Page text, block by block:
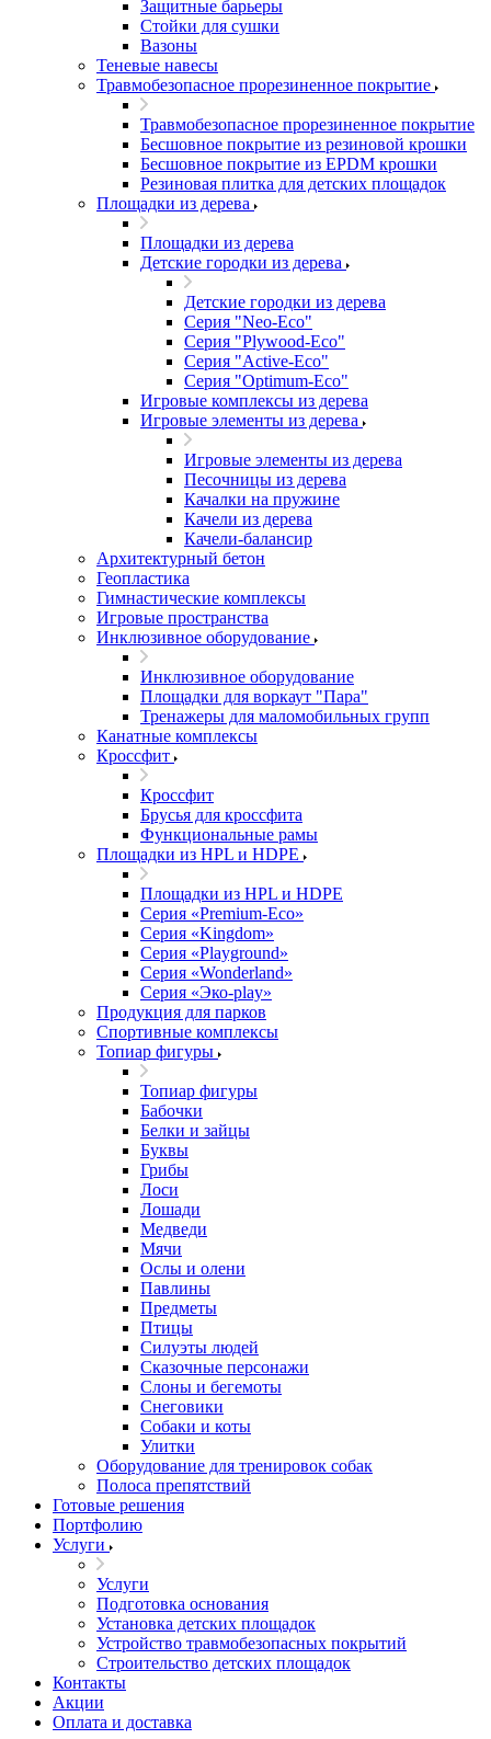
Защитные барьеры
Стойки для сушки
Вазоны
Теневые навесы
Травмобезопасное прорезиненное покрытие
Травмобезопасное прорезиненное покрытие
Бесшовное покрытие из резиновой крошки
Бесшовное покрытие из EPDM крошки
Резиновая плитка для детских площадок
Площадки из дерева
Площадки из дерева
Детские городки из дерева
Детские городки из дерева
Серия "Neo-Eco"
Серия "Plywood-Eco"
Серия "Active-Eco"
Серия "Оptimum-Еco"
Игровые комплексы из дерева
Игровые элементы из дерева
Игровые элементы из дерева
Песочницы из дерева
Качалки на пружине
Качели из дерева
Качели-балансир
Архитектурный бетон
Геопластика
Гимнастические комплексы
Игровые пространства
Инклюзивное оборудование
Инклюзивное оборудование
Площадки для воркаут "Пара"
Тренажеры для маломобильных групп
Канатные комплексы
Кроссфит
Кроссфит
Брусья для кроссфита
Функциональные рамы
Площадки из HPL и HDPE
Площадки из HPL и HDPE
Серия «Premium-Eco»
Серия «Kingdom»
Серия «Playground»
Серия «Wonderland»
Серия «Эко-play»
Продукция для парков
Спортивные комплексы
Топиар фигуры
Топиар фигуры
Бабочки
Белки и зайцы
Буквы
Грибы
Лоси
Лошади
Медведи
Мячи
Ослы и олени
Павлины
Предметы
Птицы
Силуэты людей
Сказочные персонажи
Слоны и бегемоты
Снеговики
Собаки и коты
Улитки
Оборудование для тренировок собак
Полоса препятствий
Готовые решения
Портфолию
Услуги
Услуги
Подготовка основания
Установка детских площадок
Устройство травмобезопасных покрытий
Строительство детских площадок
Контакты
Акции
Оплата и доставка